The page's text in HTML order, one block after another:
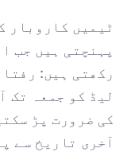
ٹیمیں کاروبار
پہنچتی ہیں جب
رکھتی ہیں:
لیڈ کو جمعہ تک
کی ضرورت پڑ